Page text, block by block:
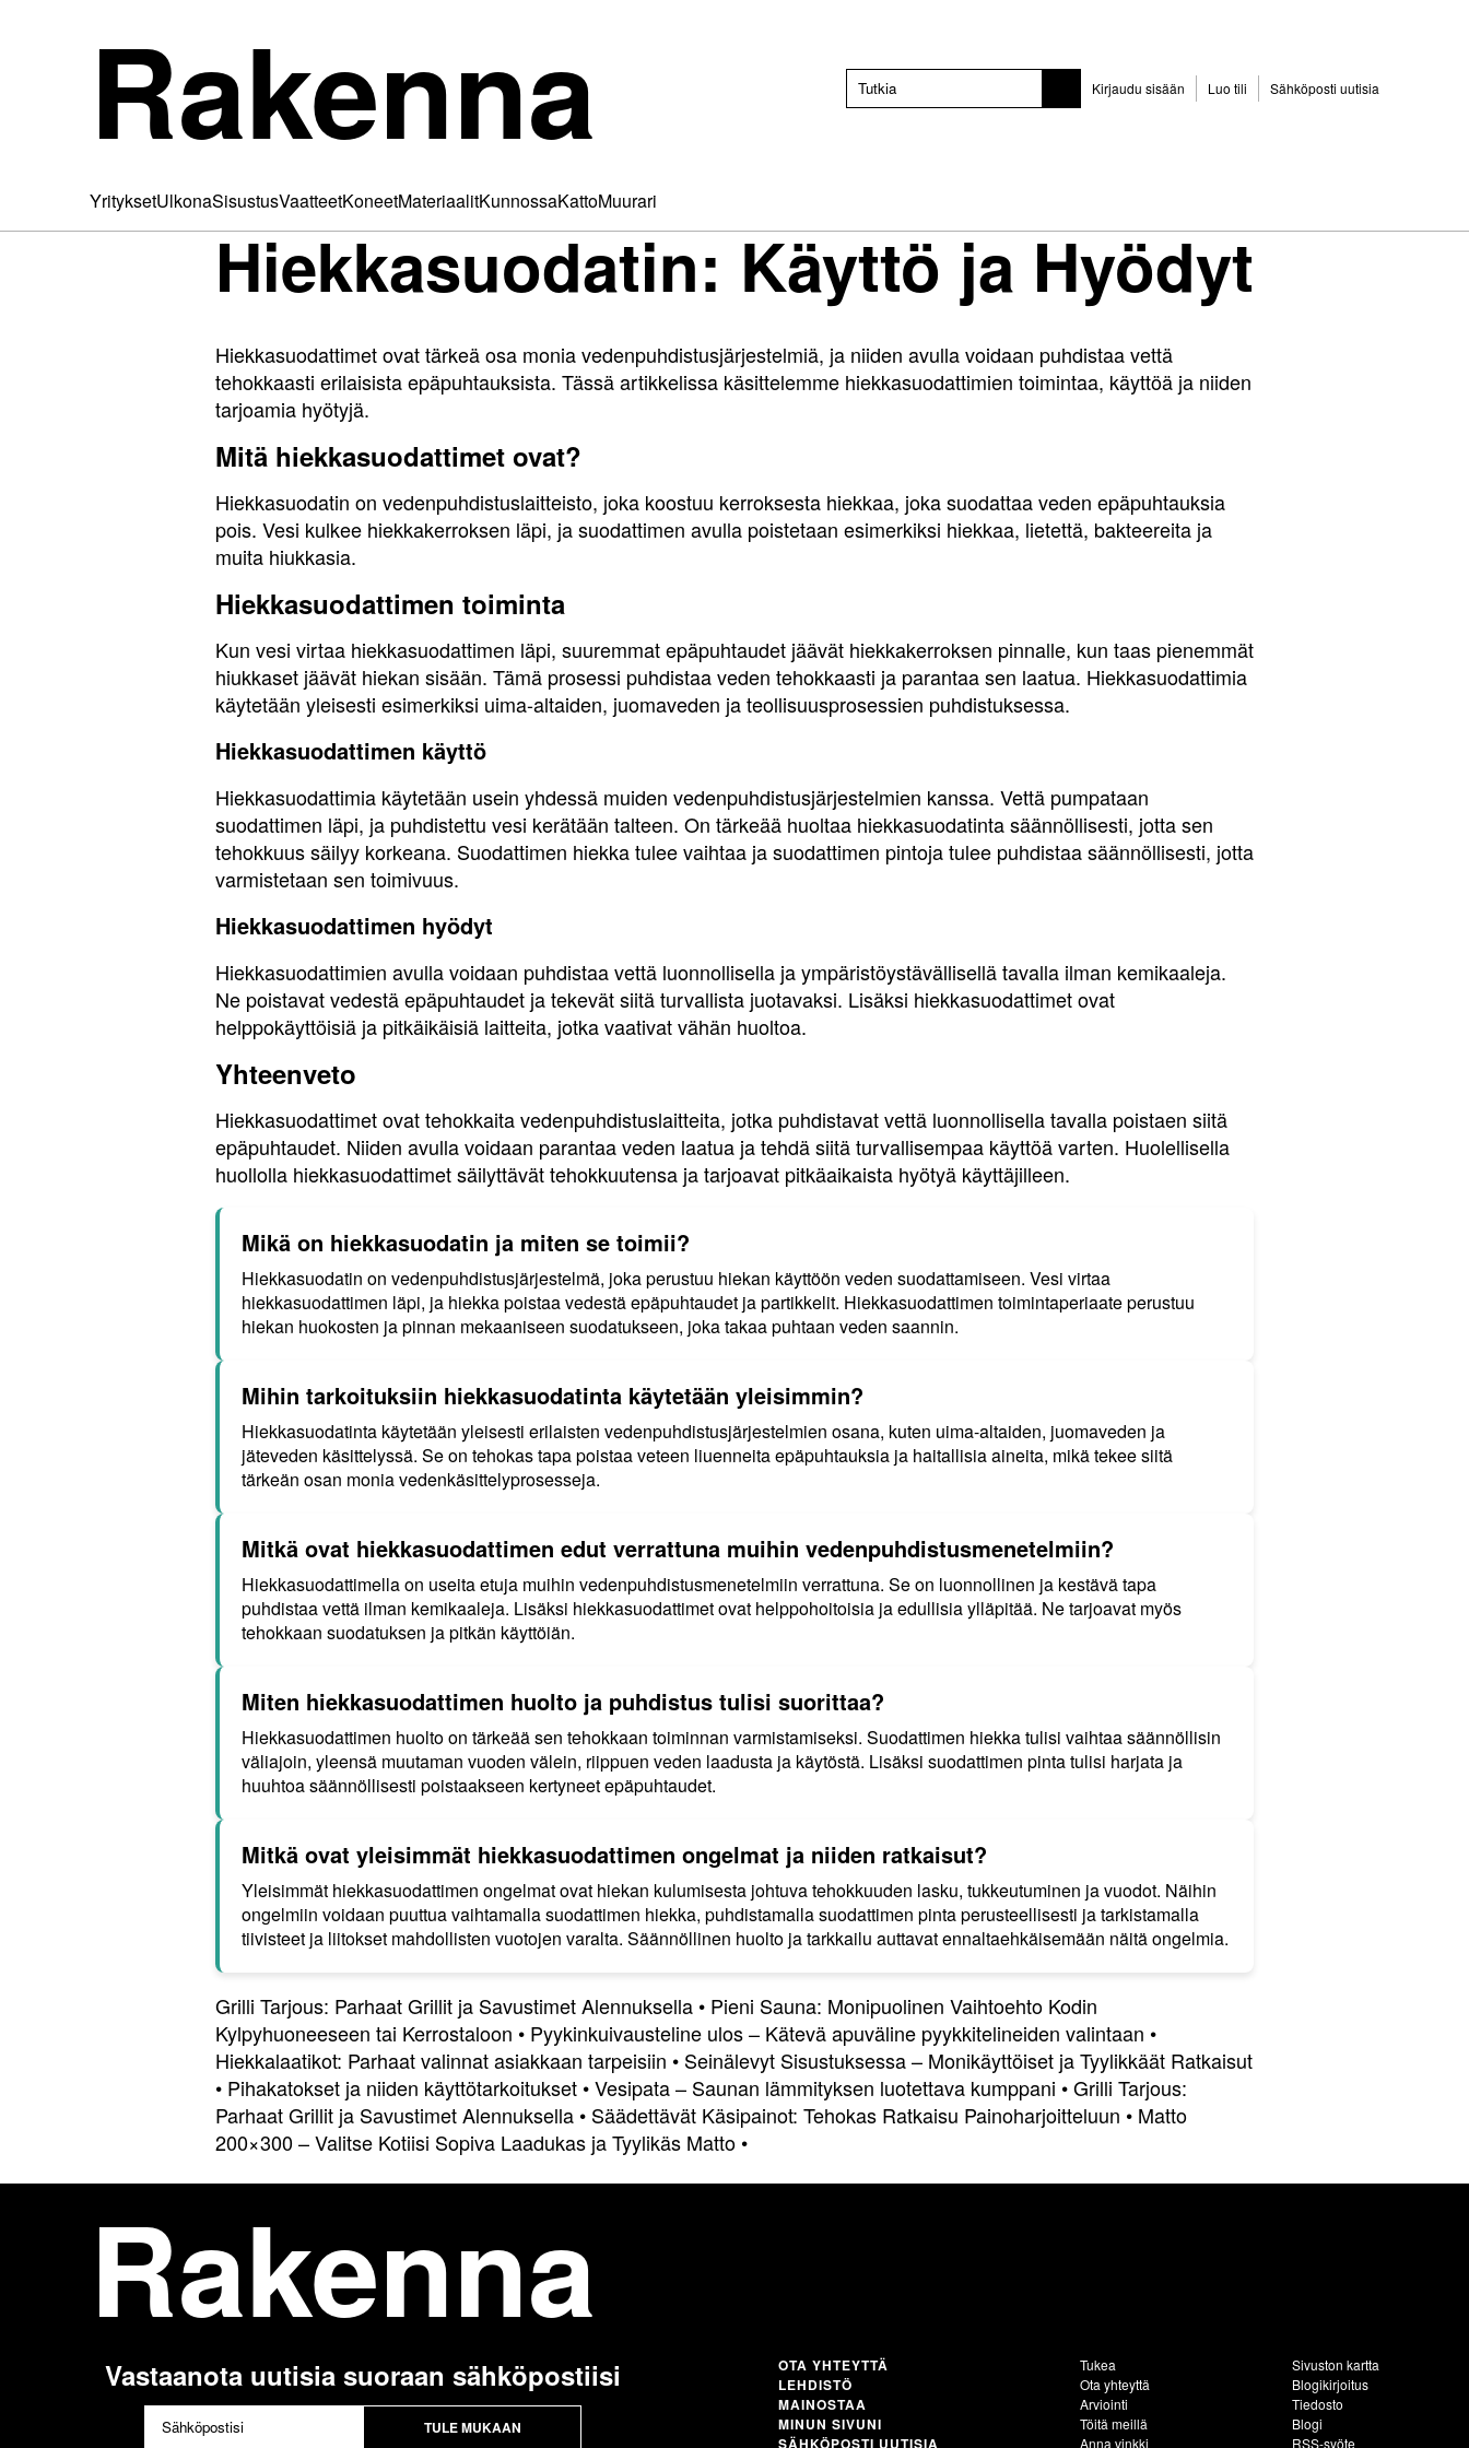
Rakenna Kirjaudu sisään Luo tili Sähköposti uutisia
YrityksetUlkonaSisustusVaatteetKoneetMateriaalitKunnossaKattoMuurari
Hiekkasuodatin: Käyttö ja Hyödyt
Hiekkasuodattimet ovat tärkeä osa monia vedenpuhdistusjärjestelmiä, ja niiden avulla voidaan puhdistaa vettä
tehokkaasti erilaisista epäpuhtauksista. Tässä artikkelissa käsittelemme hiekkasuodattimien toimintaa, käyttöä ja niiden
tarjoamia hyötyjä.
Mitä hiekkasuodattimet ovat?
Hiekkasuodatin on vedenpuhdistuslaitteisto, joka koostuu kerroksesta hiekkaa, joka suodattaa veden epäpuhtauksia
pois. Vesi kulkee hiekkakerroksen läpi, ja suodattimen avulla poistetaan esimerkiksi hiekkaa, lietettä, bakteereita ja
muita hiukkasia.
Hiekkasuodattimen toiminta
Kun vesi virtaa hiekkasuodattimen läpi, suuremmat epäpuhtaudet jäävät hiekkakerroksen pinnalle, kun taas pienemmät
hiukkaset jäävät hiekan sisään. Tämä prosessi puhdistaa veden tehokkaasti ja parantaa sen laatua. Hiekkasuodattimia
käytetään yleisesti esimerkiksi uima-altaiden, juomaveden ja teollisuusprosessien puhdistuksessa.
Hiekkasuodattimen käyttö
Hiekkasuodattimia käytetään usein yhdessä muiden vedenpuhdistusjärjestelmien kanssa. Vettä pumpataan
suodattimen läpi, ja puhdistettu vesi kerätään talteen. On tärkeää huoltaa hiekkasuodatinta säännöllisesti, jotta sen
tehokkuus säilyy korkeana. Suodattimen hiekka tulee vaihtaa ja suodattimen pintoja tulee puhdistaa säännöllisesti, jotta
varmistetaan sen toimivuus.
Hiekkasuodattimen hyödyt
Hiekkasuodattimien avulla voidaan puhdistaa vettä luonnollisella ja ympäristöystävällisellä tavalla ilman kemikaaleja.
Ne poistavat vedestä epäpuhtaudet ja tekevät siitä turvallista juotavaksi. Lisäksi hiekkasuodattimet ovat
helppokäyttöisiä ja pitkäikäisiä laitteita, jotka vaativat vähän huoltoa.
Yhteenveto
Hiekkasuodattimet ovat tehokkaita vedenpuhdistuslaitteita, jotka puhdistavat vettä luonnollisella tavalla poistaen siitä
epäpuhtaudet. Niiden avulla voidaan parantaa veden laatua ja tehdä siitä turvallisempaa käyttöä varten. Huolellisella
huollolla hiekkasuodattimet säilyttävät tehokkuutensa ja tarjoavat pitkäaikaista hyötyä käyttäjilleen.
Mikä on hiekkasuodatin ja miten se toimii?
Hiekkasuodatin on vedenpuhdistusjärjestelmä, joka perustuu hiekan käyttöön veden suodattamiseen. Vesi virtaa
hiekkasuodattimen läpi, ja hiekka poistaa vedestä epäpuhtaudet ja partikkelit. Hiekkasuodattimen toimintaperiaate perustuu
hiekan huokosten ja pinnan mekaaniseen suodatukseen, joka takaa puhtaan veden saannin.
Mihin tarkoituksiin hiekkasuodatinta käytetään yleisimmin?
Hiekkasuodatinta käytetään yleisesti erilaisten vedenpuhdistusjärjestelmien osana, kuten uima-altaiden, juomaveden ja
jäteveden käsittelyssä. Se on tehokas tapa poistaa veteen liuenneita epäpuhtauksia ja haitallisia aineita, mikä tekee siitä
tärkeän osan monia vedenkäsittelyprosesseja.
Mitkä ovat hiekkasuodattimen edut verrattuna muihin vedenpuhdistusmenetelmiin?
Hiekkasuodattimella on useita etuja muihin vedenpuhdistusmenetelmiin verrattuna. Se on luonnollinen ja kestävä tapa
puhdistaa vettä ilman kemikaaleja. Lisäksi hiekkasuodattimet ovat helppohoitoisia ja edullisia ylläpitää. Ne tarjoavat myös
tehokkaan suodatuksen ja pitkän käyttöiän.
Miten hiekkasuodattimen huolto ja puhdistus tulisi suorittaa?
Hiekkasuodattimen huolto on tärkeää sen tehokkaan toiminnan varmistamiseksi. Suodattimen hiekka tulisi vaihtaa säännöllisin
väliajoin, yleensä muutaman vuoden välein, riippuen veden laadusta ja käytöstä. Lisäksi suodattimen pinta tulisi harjata ja
huuhtoa säännöllisesti poistaakseen kertyneet epäpuhtaudet.
Mitkä ovat yleisimmät hiekkasuodattimen ongelmat ja niiden ratkaisut?
Yleisimmät hiekkasuodattimen ongelmat ovat hiekan kulumisesta johtuva tehokkuuden lasku, tukkeutuminen ja vuodot. Näihin
ongelmiin voidaan puuttua vaihtamalla suodattimen hiekka, puhdistamalla suodattimen pinta perusteellisesti ja tarkistamalla
tiivisteet ja liitokset mahdollisten vuotojen varalta. Säännöllinen huolto ja tarkkailu auttavat ennaltaehkäisemään näitä ongelmia.
Grilli Tarjous: Parhaat Grillit ja Savustimet Alennuksella • Pieni Sauna: Monipuolinen Vaihtoehto Kodin
Kylpyhuoneeseen tai Kerrostaloon • Pyykinkuivausteline ulos – Kätevä apuväline pyykkitelineiden valintaan •
Hiekkalaatikot: Parhaat valinnat asiakkaan tarpeisiin • Seinälevyt Sisustuksessa – Monikäyttöiset ja Tyylikkäät Ratkaisut
• Pihakatokset ja niiden käyttötarkoitukset •Vesipata – Saunan lämmityksen luotettava kumppani •Grilli Tarjous:
Parhaat Grillit ja Savustimet Alennuksella • Säädettävät Käsipainot: Tehokas Ratkaisu Painoharjoitteluun • Matto
200×300 – Valitse Kotiisi Sopiva Laadukas ja Tyylikäs Matto •
Rakenna
Vastaanota uutisia suoraan sähköpostiisi
TULE MUKAAN
OTA YHTEYTTÄ
LEHDISTÖ
MAINOSTAA
MINUN SIVUNI
SÄHKÖPOSTI UUTISIA
Tukea
Ota yhteyttä
Arviointi
Töitä meillä
Anna vinkki
Sivuston kartta
Blogikirjoitus
Tiedosto
Blogi
RSS-syöte